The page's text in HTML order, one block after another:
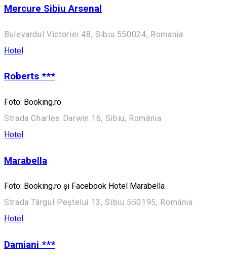
Mercure Sibiu Arsenal
Bulevardul Victoriei 48, Sibiu 550024, Romania
Hotel
Roberts ***
Foto: Booking.ro
Strada Charles Darwin 16, Sibiu, România
Hotel
Marabella
Foto: Booking.ro și Facebook Hotel Marabella
Strada Târgul Peștelui 13, Sibiu 550195, România
Hotel
Damiani ***